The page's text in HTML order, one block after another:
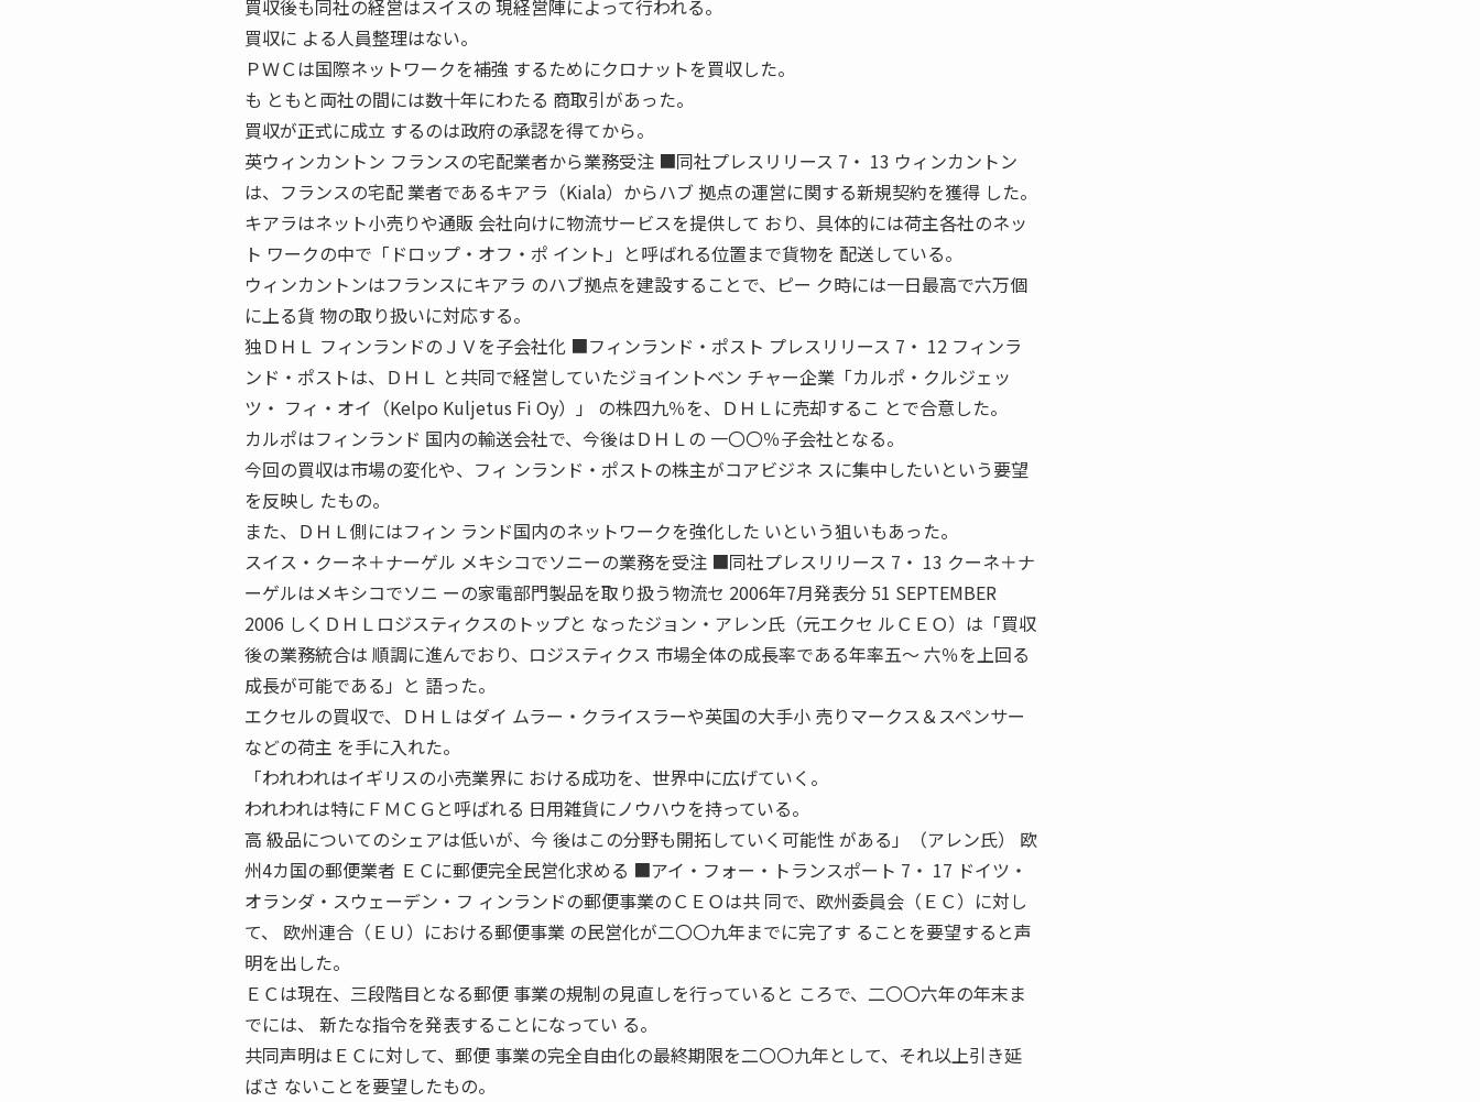
買収後も同社の経営はスイスの 現経営陣によって行われる。
買収に よる人員整理はない。
ＰＷＣは国際ネットワークを補強 するためにクロナットを買収した。
も ともと両社の間には数十年にわたる 商取引があった。
買収が正式に成立 するのは政府の承認を得てから。
英ウィンカントン フランスの宅配業者から業務受注 ■同社プレスリリース 7・ 13 ウィンカントン
は、フランスの宅配 業者であるキアラ（Kiala）からハブ 拠点の運営に関する新規契約を獲得 した。
キアラはネット小売りや通販 会社向けに物流サービスを提供して おり、具体的には荷主各社のネッ
ト ワークの中で「ドロップ・オフ・ポ イント」と呼ばれる位置まで貨物を 配送している。
ウィンカントンはフランスにキアラ のハブ拠点を建設することで、ピー ク時には一日最高で六万個
に上る貨 物の取り扱いに対応する。
独ＤＨＬ フィンランドのＪＶを子会社化 ■フィンランド・ポスト プレスリリース 7・ 12 フィンラ
ンド・ポストは、ＤＨＬ と共同で経営していたジョイントベン チャー企業「カルポ・クルジェッ
ツ・ フィ・オイ（Kelpo Kuljetus Fi Oy）」 の株四九％を、ＤＨＬに売却するこ とで合意した。
カルポはフィンランド 国内の輸送会社で、今後はＤＨＬの 一〇〇％子会社となる。
今回の買収は市場の変化や、フィ ンランド・ポストの株主がコアビジネ スに集中したいという要望
を反映し たもの。
また、ＤＨＬ側にはフィン ランド国内のネットワークを強化した いという狙いもあった。
スイス・クーネ＋ナーゲル メキシコでソニーの業務を受注 ■同社プレスリリース 7・ 13 クーネ＋ナ
ーゲルはメキシコでソニ ーの家電部門製品を取り扱う物流セ 2006年7月発表分 51 SEPTEMBER
2006 しくＤＨＬロジスティクスのトップと なったジョン・アレン氏（元エクセ ルＣＥＯ）は「買収
後の業務統合は 順調に進んでおり、ロジスティクス 市場全体の成長率である年率五〜 六％を上回る
成長が可能である」と 語った。
エクセルの買収で、ＤＨＬはダイ ムラー・クライスラーや英国の大手小 売りマークス＆スペンサー
などの荷主 を手に入れた。
「われわれはイギリスの小売業界に おける成功を、世界中に広げていく。
われわれは特にＦＭＣＧと呼ばれる 日用雑貨にノウハウを持っている。
高 級品についてのシェアは低いが、今 後はこの分野も開拓していく可能性 がある」（アレン氏） 欧
州4カ国の郵便業者 ＥＣに郵便完全民営化求める ■アイ・フォー・トランスポート 7・ 17 ドイツ・
オランダ・スウェーデン・フ ィンランドの郵便事業のＣＥＯは共 同で、欧州委員会（ＥＣ）に対し
て、 欧州連合（ＥＵ）における郵便事業 の民営化が二〇〇九年までに完了す ることを要望すると声
明を出した。
ＥＣは現在、三段階目となる郵便 事業の規制の見直しを行っていると ころで、二〇〇六年の年末ま
でには、 新たな指令を発表することになってい る。
共同声明はＥＣに対して、郵便 事業の完全自由化の最終期限を二〇〇九年として、それ以上引き延
ばさ ないことを要望したもの。